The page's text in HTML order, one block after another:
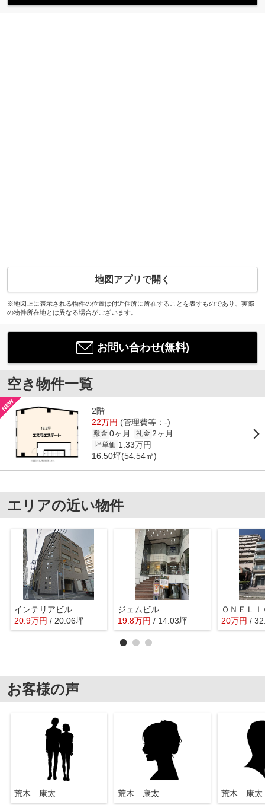
地図アプリで開く
※地図上に表示される物件の位置は付近住所に所在することを表すものであり、実際
の物件所在地とは異なる場合がございます。
お問い合わせ(無料)
空き物件一覧
2階
22万円 (管理費等：-)
敷金 0ヶ月 礼金 2ヶ月
坪単価 1.33万円
16.50坪(54.54㎡)
エリアの近い物件
インテリアビル
20.9万円 / 20.06坪
ジェムビル
19.8万円 / 14.03坪 20万円 /
お客様の声
荒木 康太 荒木 康太 荒木 康太